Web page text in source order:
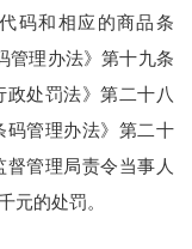
码和相应的商品条
管理办法》第十九条
处罚法》第二十八
码管理办法》第二十
管理局责令当事人
元的处罚。